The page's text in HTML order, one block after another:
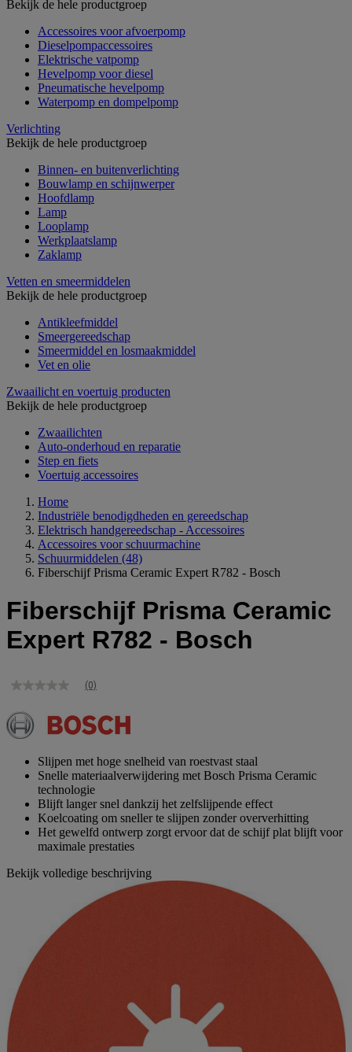
Bekijk de hele productgroep
Accessoires voor afvoerpomp
Dieselpompaccessoires
Elektrische vatpomp
Hevelpomp voor diesel
Pneumatische hevelpomp
Waterpomp en dompelpomp
Verlichting
Bekijk de hele productgroep
Binnen- en buitenverlichting
Bouwlamp en schijnwerper
Hoofdlamp
Lamp
Looplamp
Werkplaatslamp
Zaklamp
Vetten en smeermiddelen
Bekijk de hele productgroep
Antikleefmiddel
Smeergereedschap
Smeermiddel en losmaakmiddel
Vet en olie
Zwaailicht en voertuig producten
Bekijk de hele productgroep
Zwaailichten
Auto-onderhoud en reparatie
Step en fiets
Voertuig accessoires
Home
Industriële benodigdheden en gereedschap
Elektrisch handgereedschap - Accessoires
Accessoires voor schuurmachine
Schuurmiddelen (48)
Fiberschijf Prisma Ceramic Expert R782 - Bosch
Fiberschijf Prisma Ceramic
Expert R782 - Bosch
Geen
Dezelfde
paginalink.
(0)
Slijpen met hoge snelheid van roestvast staal
Snelle materiaalverwijdering met Bosch Prisma Ceramic
technologie
Blijft langer snel dankzij het zelfslijpende effect
Koelcoating om sneller te slijpen zonder oververhitting
Het gewelfd ontwerp zorgt ervoor dat de schijf plat blijft voor
maximale prestaties
Bekijk volledige beschrijving